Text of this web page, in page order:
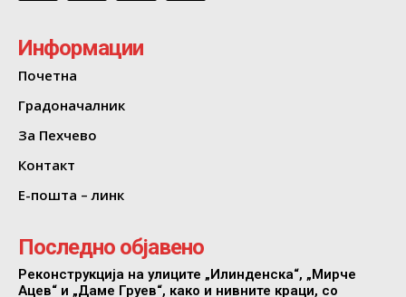
Информации
Почетна
Градоначалник
За Пехчево
Контакт
Е-пошта – линк
Последно објавено
Реконструкција на улиците „Илинденска“, „Мирче
Ацев“ и „Даме Груев“, како и нивните краци, со